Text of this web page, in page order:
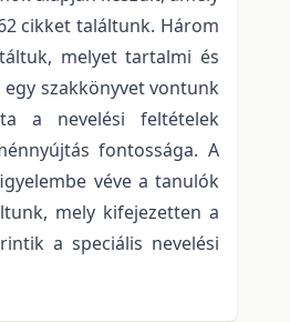
cikket találtunk. Három
melyet tartalmi és
szakkönyvet vontunk
a nevelési feltételek
fontossága. A
véve a tanulók
mely kifejezetten a
a speciális nevelési